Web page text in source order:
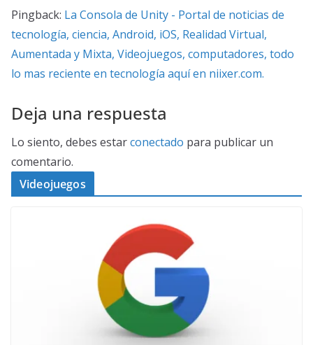
Pingback: La Consola de Unity - Portal de noticias de
tecnología, ciencia, Android, iOS, Realidad Virtual,
Aumentada y Mixta, Videojuegos, computadores, todo
lo mas reciente en tecnología aquí en niixer.com.
Deja una respuesta
Lo siento, debes estarconectado para publicar un
comentario.
Videojuegos